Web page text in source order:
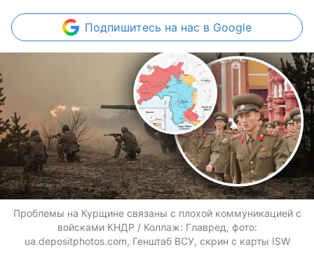
Подпишитесь на нас в Google
Проблемы на Курщине связаны с плохой коммуникацией с
войсками КНДР / Коллаж: Главред, фото:
ua.depositphotos.com, Генштаб ВСУ, скрин с карты ISW